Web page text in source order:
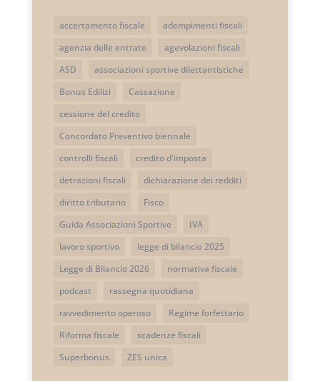
accertamento fiscale
adempimenti fiscali
agenzia delle entrate
agevolazioni fiscali
ASD
associazioni sportive dilettantistiche
Bonus Edilizi
Cassazione
cessione del credito
Concordato Preventivo biennale
controlli fiscali
credito d'imposta
detrazioni fiscali
dichiarazione dei redditi
diritto tributario
Fisco
Guida Associazioni Sportive
IVA
lavoro sportivo
legge di bilancio 2025
Legge di Bilancio 2026
normativa fiscale
podcast
rassegna quotidiana
ravvedimento operoso
Regime forfettario
Riforma fiscale
scadenze fiscali
Superbonus
ZES unica